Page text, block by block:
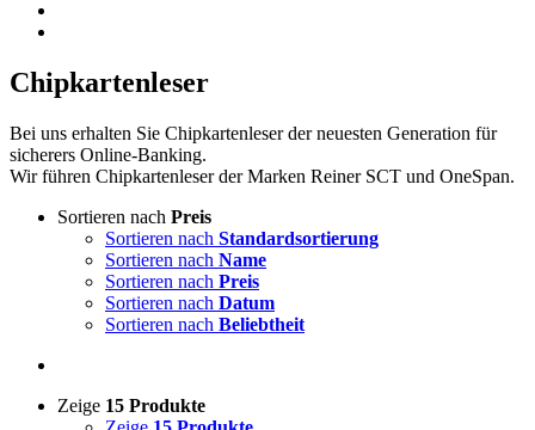
Chipkartenleser
Bei uns erhalten Sie Chipkartenleser der neuesten Generation für
sicherers Online-Banking.
Wir führen Chipkartenleser der Marken Reiner SCT und OneSpan.
Sortieren nach Preis
Sortieren nach Standardsortierung
Sortieren nach Name
Sortieren nach Preis
Sortieren nach Datum
Sortieren nach Beliebtheit
Zeige 15 Produkte